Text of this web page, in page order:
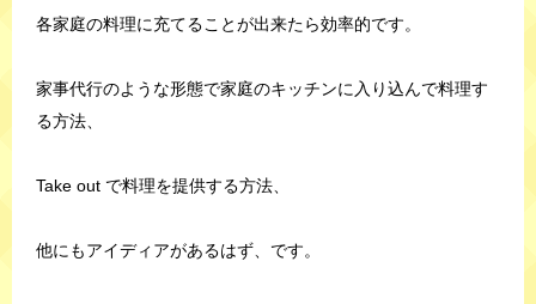
各家庭の料理に充てることが出来たら効率的です。
家事代行のような形態で家庭のキッチンに入り込んで料理す
る方法、
Take out で料理を提供する方法、
他にもアイディアがあるはず、です。